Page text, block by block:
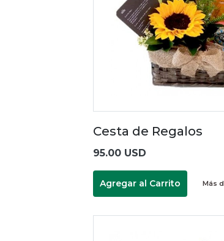
Cesta de Regalos
95.00 USD
Agregar al Carrito Más